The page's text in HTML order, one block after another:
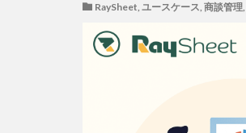
RaySheet, ユースケース, 商談管理,